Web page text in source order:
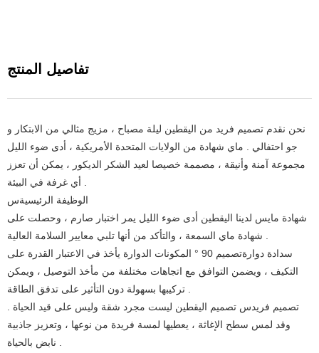
تفاصيل المنتج
نحن نقدم تصميم فريد من اليقطين ليلة مصباح ، مزيج مثالي من الابتكار و
جو احتفالي . ماي شهادة من الولايات المتحدة الأمريكية ، أدى ضوء الليل
مجموعة آمنة وأنيقة ، مصممة خصيصا لعيد الشكر الديكور ، يمكن أن تعزز
الوظيفة الرئيسيةس
شهادة مايس لدينا اليقطين أدى ضوء الليل يمر اختبار صارم ، وحصلت على
سدادة دوارة
تصميم 90 ° المكونات الدوارة يأخذ في الاعتبار القدرة على
التكيف ، ويضمن التوافق مع اتجاهات مختلفة من مأخذ التوصيل ، ويمكن
تصميم فريدس تصميم اليقطين ليست مجرد شقة وليس على قيد الحياة .
وقد لمس سطح الإغاثة ، يعطيها لمسة فريدة من نوعها ، وتعزيز جاذبية